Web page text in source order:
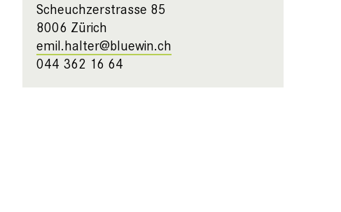
Scheuchzerstrasse 85
8006 Zürich
emil.halter@bluewin.ch
044 362 16 64